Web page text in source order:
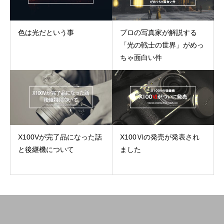
色は光だという事
プロの写真家が解説する
「光の戦士の世界」がめっ
ちゃ面白い件
X100Vが完了品になった話
と後継機について
X100Ⅵの発売が発表され
ました